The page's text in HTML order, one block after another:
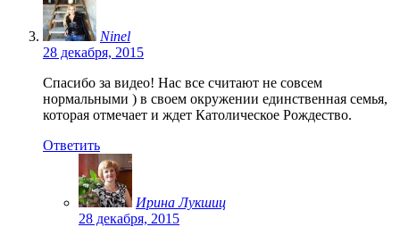
Ninel
28 декабря, 2015
Спасибо за видео! Нас все считают не совсем
нормальными ) в своем окружении единственная семья,
которая отмечает и ждет Католическое Рождество.
Ответить
Ирина Лукшиц
28 декабря, 2015